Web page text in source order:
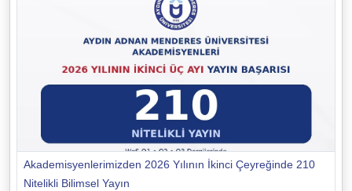
Akademisyenlerimizden 2026 Yılının İkinci Çeyreğinde 210
Nitelikli Bilimsel Yayın